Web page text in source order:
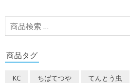
検
索
象:
商品タグ
KC ちばてつや てんとう虫